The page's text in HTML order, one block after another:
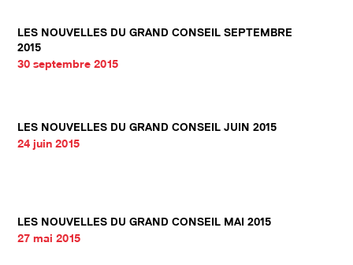
LES NOUVELLES DU GRAND CONSEIL SEPTEMBRE
2015
30 septembre 2015
LES NOUVELLES DU GRAND CONSEIL JUIN 2015
24 juin 2015
LES NOUVELLES DU GRAND CONSEIL MAI 2015
27 mai 2015